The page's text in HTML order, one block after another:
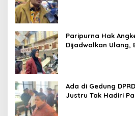
Paripurna Hak
Dijadwalkan Ulang,
Ada di Gedung
Justru Tak Hadiri